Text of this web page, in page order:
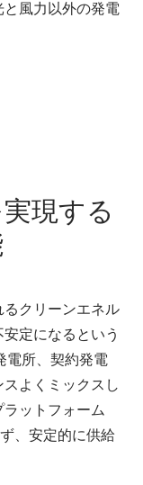
風力以外の発電
現する
クリーンエネル
定になるという
電所、契約発電
よくミックスし
ットフォーム
、安定的に供給